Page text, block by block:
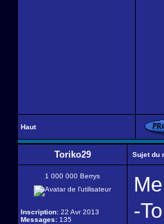
Haut
Toriko29 Sujet du
1 000 000 Berrys
Inscription: 22 Avr 2013
Messages: 135
-